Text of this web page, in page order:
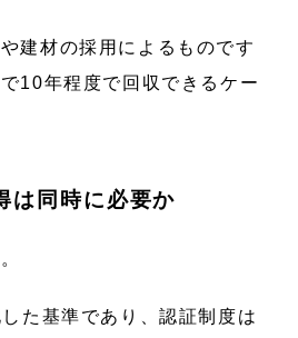
建材の採用によるものです
10年程度で回収できるケー
は同時に必要か
た基準であり、認証制度は